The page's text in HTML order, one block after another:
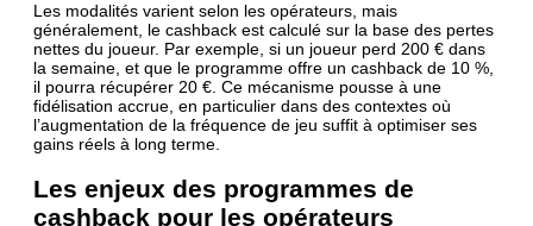
Les modalités varient selon les opérateurs, mais
généralement, le cashback est calculé sur la base des pertes
nettes du joueur. Par exemple, si un joueur perd 200 € dans
la semaine, et que le programme offre un cashback de 10 %,
il pourra récupérer 20 €. Ce mécanisme pousse à une
fidélisation accrue, en particulier dans des contextes où
l’augmentation de la fréquence de jeu suffit à optimiser ses
gains réels à long terme.
Les enjeux des programmes de
cashback pour les opérateurs